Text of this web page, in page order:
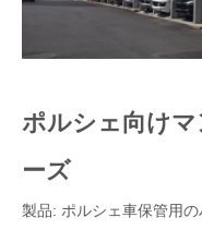
ポルシェ向け
ーズ
製品: ポルシェ車保管用